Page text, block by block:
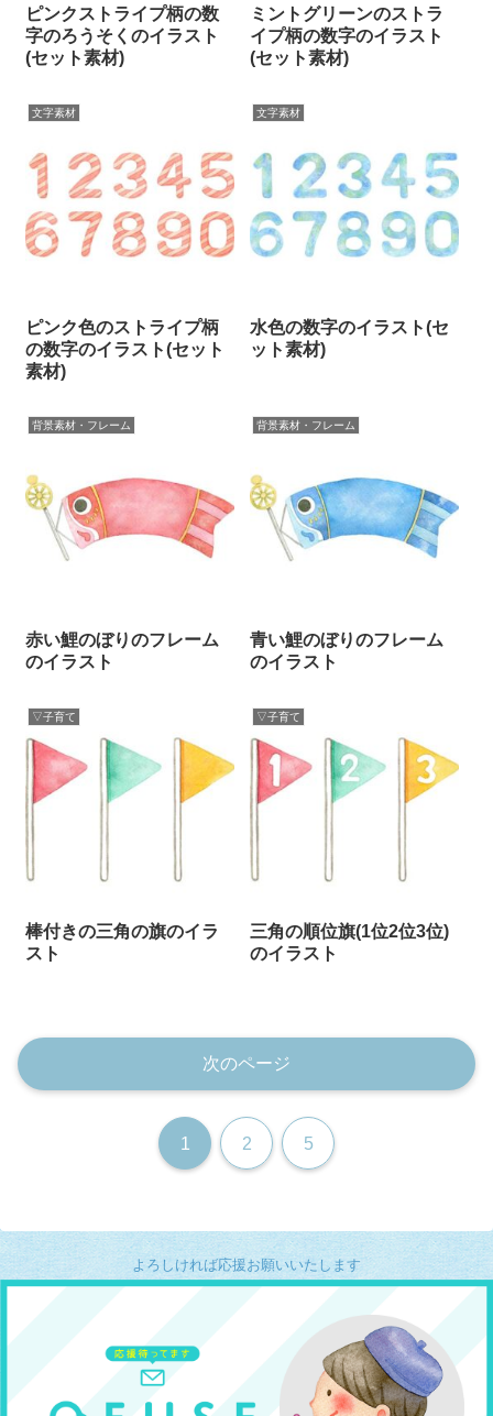
ピンクストライプ柄の数
字のろうそくのイラスト
(セット素材)
ミントグリーンのストラ
イプ柄の数字のイラスト
(セット素材)
文字素材
ピンク色のストライプ柄
の数字のイラスト(セット
素材)
文字素材
水色の数字のイラスト(セ
ット素材)
背景素材・フレーム
赤い鯉のぼりのフレーム
のイラスト
背景素材・フレーム
青い鯉のぼりのフレーム
のイラスト
▽子育て
棒付きの三角の旗のイラ
スト
▽子育て
三角の順位旗(1位2位3位)
のイラスト
次のページ
1 2 5
よろしければ応援お願いいたします